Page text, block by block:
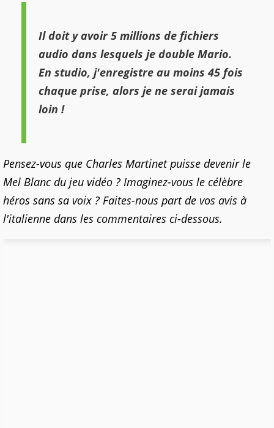
Il doit y avoir 5 millions de fichiers
audio dans lesquels je double Mario.
En studio, j'enregistre au moins 45 fois
chaque prise, alors je ne serai jamais
loin !
Pensez-vous que Charles Martinet puisse devenir le
Mel Blanc du jeu vidéo ? Imaginez-vous le célèbre
héros sans sa voix ? Faites-nous part de vos avis à
l'italienne dans les commentaires ci-dessous.